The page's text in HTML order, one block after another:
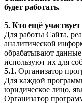
будет работать.
5. Кто ещё
Для работы Сайта,
аналитической
обрабатывают данные
используют их для
5.1. Организатор
Для каждой
юридическое лицо,
Организатор